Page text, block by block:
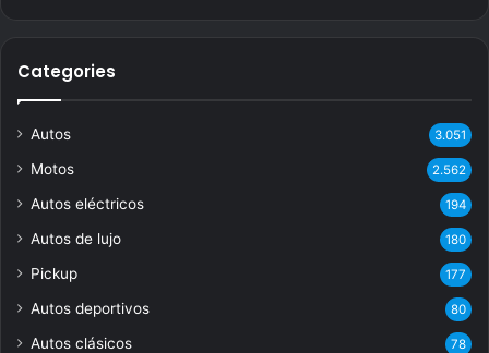
Categories
Autos 3.051
Motos 2.562
Autos eléctricos 194
Autos de lujo 180
Pickup 177
Autos deportivos 80
Autos clásicos 78